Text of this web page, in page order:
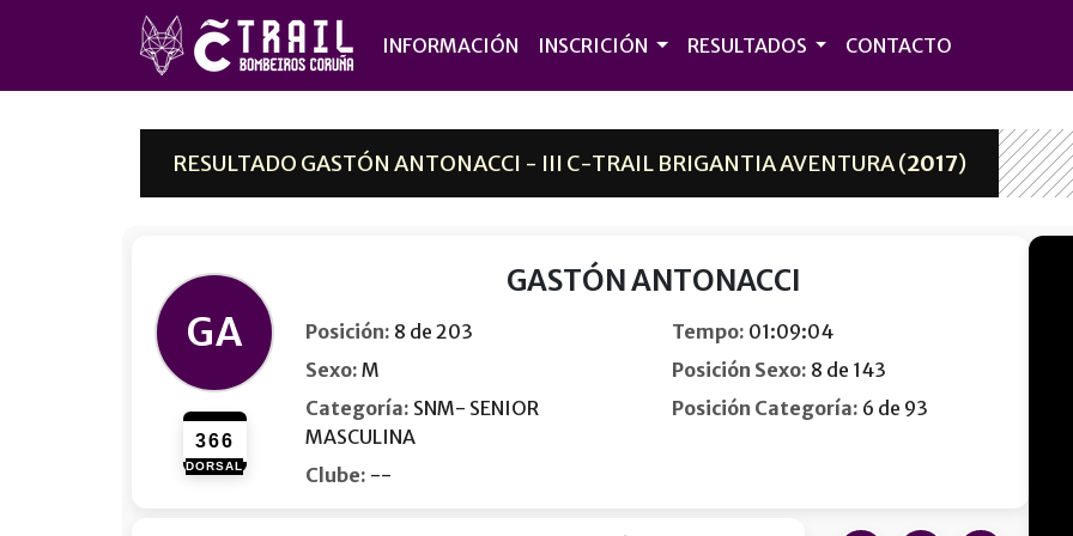
INFORMACIÓN INSCRICIÓN RESULTADOS CONTACTO
RESULTADO GASTÓN ANTONACCI - III C-TRAIL BRIGANTIA AVENTURA (2017)
GA
366
DORSAL
GASTÓN ANTONACCI
Posición: 8 de 203 Tempo: 01:09:04
Sexo: M Posición Sexo: 8 de 143
Categoría: SNM- SENIOR
MASCULINA
Posición Categoría: 6 de 93
Clube: --